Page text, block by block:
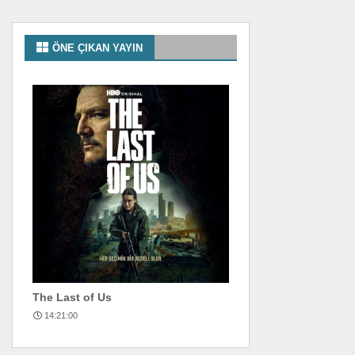
ÖNE ÇIKAN YAYIN
The Last of Us
14:21:00